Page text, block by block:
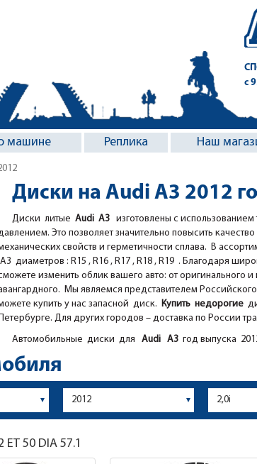
с
машине Реплика Наш
Диски на Audi A3 2012
Диски литые Audi A3 изготовлены с
Это позволяет значительно повысить
свойств и герметичности сплава. В
A3 диаметров : R15 , R16 , R17 , R18 , R19 . Благодаря
изменить облик вашего авто: от оригинального
Мы являемся представителем Российского
купить у нас запасной диск. Купить недорогие
Для других городов – доставка по России
Автомобильные диски для
Audi A3год выпуска
ET 50 DIA 57.1